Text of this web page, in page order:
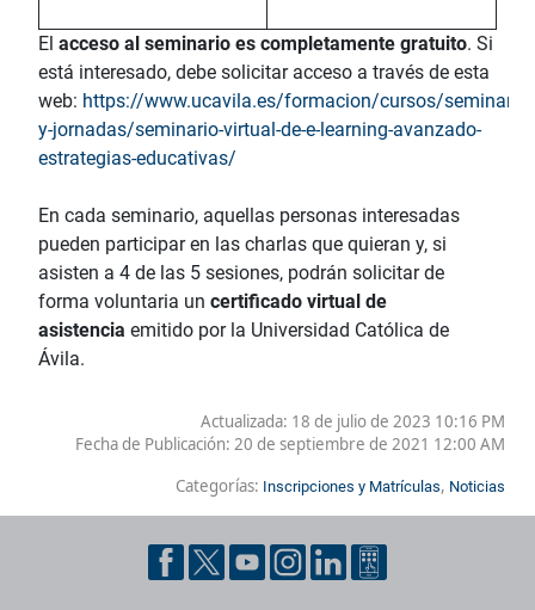
El acceso al seminario es completamente gratuito. Si
está interesado, debe solicitar acceso a través de esta
web: https://www.ucavila.es/formacion/cursos/
y-jornadas/seminario-virtual-de-e-learning-avanzado-
estrategias-educativas/
En cada seminario, aquellas personas interesadas
pueden participar en las charlas que quieran y, si
asisten a 4 de las 5 sesiones, podrán solicitar de
forma voluntaria un certificado virtual de
asistencia emitido por la Universidad Católica de
Ávila.
Actualizada: 18 de julio de 2023 10:16 PM
Fecha de Publicación: 20 de septiembre de 2021 12:00 AM
Categorías: Inscripciones y Matrículas, Noticias